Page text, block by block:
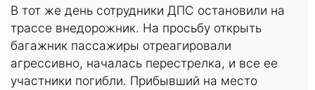
В тот же день сотрудники ДПС остановили на
трассе внедорожник. На просьбу открыть
багажник пассажиры отреагировали
агрессивно, началась перестрелка, и все ее
участники погибли. Прибывший на место